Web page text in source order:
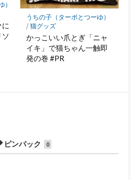
）
うちの子（ターボとつーゆ）
/猫グッズ
かっこいい爪とぎ「ニャ
イキ」で猫ちゃん一触即
発の巻 #PR
ピンバック 0